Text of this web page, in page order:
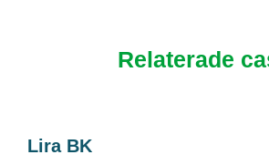
Relaterade
Lira BK